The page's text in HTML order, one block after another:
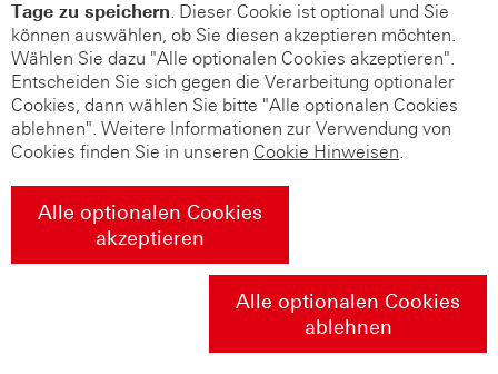
Tage zu speichern. Dieser Cookie ist optional und Sie
können auswählen, ob Sie diesen akzeptieren möchten.
Wählen Sie dazu "Alle optionalen Cookies akzeptieren".
Entscheiden Sie sich gegen die Verarbeitung optionaler
Cookies, dann wählen Sie bitte "Alle optionalen Cookies
ablehnen". Weitere Informationen zur Verwendung von
Cookies finden Sie in unseren Cookie Hinweisen.
Alle optionalen Cookies
akzeptieren
Alle optionalen Cookies
ablehnen